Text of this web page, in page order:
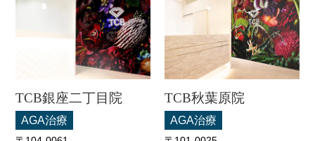
TCB銀座二丁目院
AGA治療
TCB秋葉原院
AGA治療